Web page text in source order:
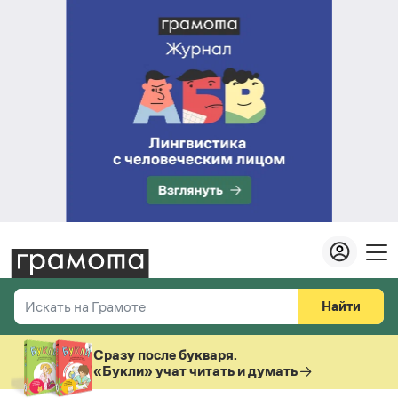
Искать на Грамоте
Справочная служба
Найти
Везде